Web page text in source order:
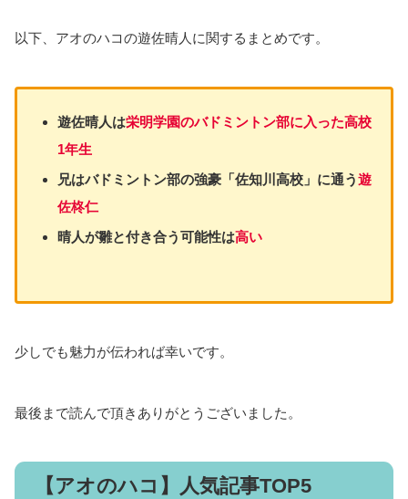
以下、アオのハコの遊佐晴人に関するまとめです。
遊佐晴人は栄明学園のバドミントン部に入った高校
1年生
兄はバドミントン部の強豪「佐知川高校」に通う遊
佐柊仁
晴人が雛と付き合う可能性は高い
少しでも魅力が伝われば幸いです。
最後まで読んで頂きありがとうございました。
【アオのハコ】人気記事TOP5